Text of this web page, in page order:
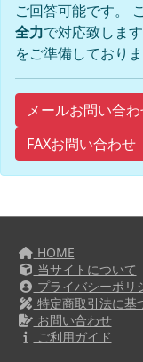
ご回答可能です。
全力で対応致しま
をご準備しておりま
メールお問い合
FAXお問い合わせ
HOME
当サイトについて
プライバシーポリ
特定商取引法に基
お問い合わせ
ご利用ガイド